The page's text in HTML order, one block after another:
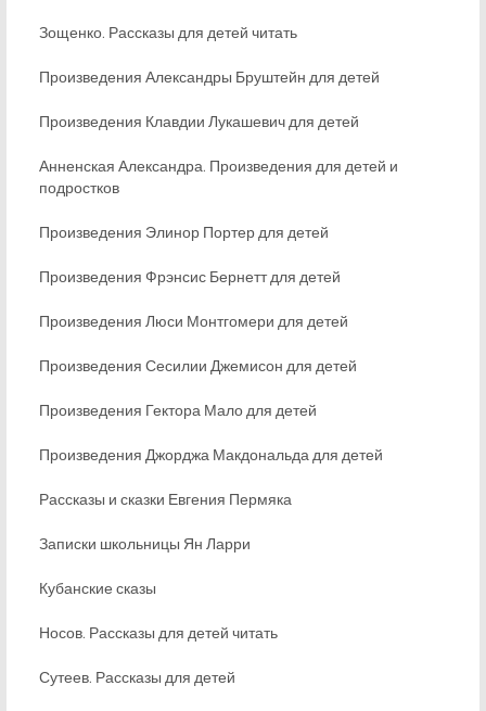
Зощенко. Рассказы для детей читать
Произведения Александры Бруштейн для детей
Произведения Клавдии Лукашевич для детей
Анненская Александра. Произведения для детей и
подростков
Произведения Элинор Портер для детей
Произведения Фрэнсис Бернетт для детей
Произведения Люси Монтгомери для детей
Произведения Сесилии Джемисон для детей
Произведения Гектора Мало для детей
Произведения Джорджа Макдональда для детей
Рассказы и сказки Евгения Пермяка
Записки школьницы Ян Ларри
Кубанские сказы
Носов. Рассказы для детей читать
Сутеев. Рассказы для детей